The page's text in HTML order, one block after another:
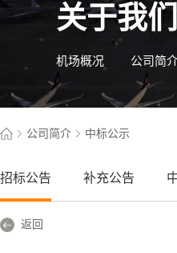
关于我们
机场概况 公司简
公司简介 中标公示
招标公告 补充公告
返回